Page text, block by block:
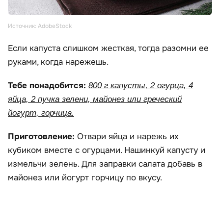
Источник: AdobeStock
Если капуста слишком жесткая, тогда разомни ее
руками, когда нарежешь.
Тебе понадобится: 800 г капусты, 2 огурца, 4
яйца, 2 пучка зелени, майонез или греческий
йогурт, горчица.
Приготовление: Отвари яйца и нарежь их
кубиком вместе с огурцами. Нашинкуй капусту и
измельчи зелень. Для заправки салата добавь в
майонез или йогурт горчицу по вкусу.